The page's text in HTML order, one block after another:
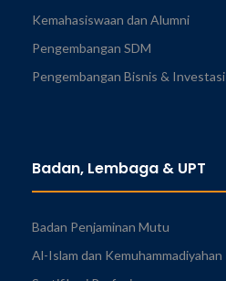
Kemahasiswaan dan Alumni
Pengembangan SDM
Pengembangan Bisnis & Investasi
Badan, Lembaga & UPT
Badan Penjaminan Mutu
Al-Islam dan Kemuhammadiyahan